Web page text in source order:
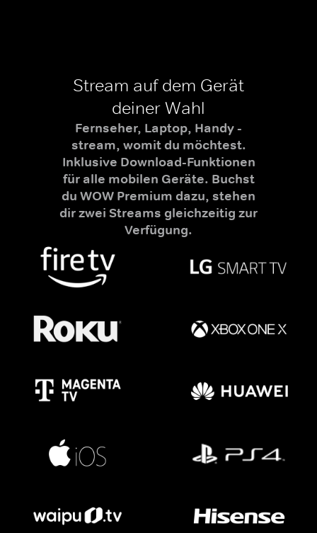
Stream auf dem Gerät
deiner Wahl
Fernseher, Laptop, Handy -
stream, womit du möchtest.
Inklusive Download-Funktionen
für alle mobilen Geräte. Buchst
du WOW Premium dazu, stehen
dir zwei Streams gleichzeitig zur
Verfügung.